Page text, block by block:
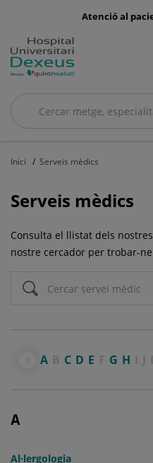
menu-
Atenció al
Cercar
Cercar
Inici Serveis mèdics
Serveis mèdics
Consulta el llistat dels
nostre cercador per trobar-
A C D E G H
A
Al·lergologia